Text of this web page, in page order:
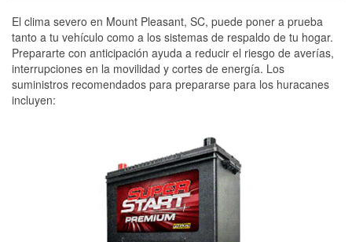
El clima severo en Mount Pleasant, SC, puede poner a prueba
tanto a tu vehículo como a los sistemas de respaldo de tu hogar.
Prepararte con anticipación ayuda a reducir el riesgo de averías,
interrupciones en la movilidad y cortes de energía. Los
suministros recomendados para prepararse para los huracanes
incluyen: